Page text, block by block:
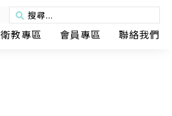
衛教專區 會員專區 聯絡我們